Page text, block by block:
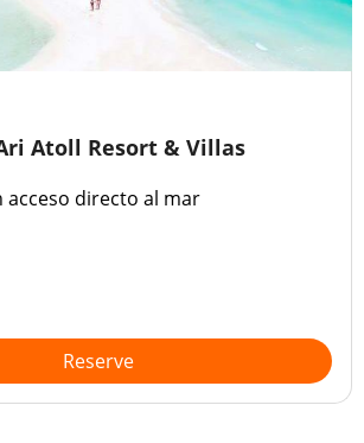
Atoll Resort & Villas
acceso directo al mar
Reserve